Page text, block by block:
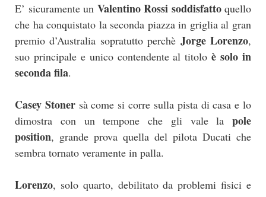
E’ sicuramente un Valentino Rossi soddisfattoquello
che ha conquistato la seconda piazza in griglia al gran
premio d’Australia sopratutto perchè Jorge Lorenzo,
suo principale e unico contendente al titoloè solo in
seconda fila.
Casey Stonersà come si corre sulla pista di casa e lo
dimostra con un tempone che gli vale la pole
position, grande prova quella del pilota Ducati che
sembra tornato veramente in palla.
Lorenzo, solo quarto, debilitato da problemi fisici e